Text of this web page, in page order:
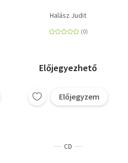
Halász Judit
Előjegyezhető
Előjegyzem
CD